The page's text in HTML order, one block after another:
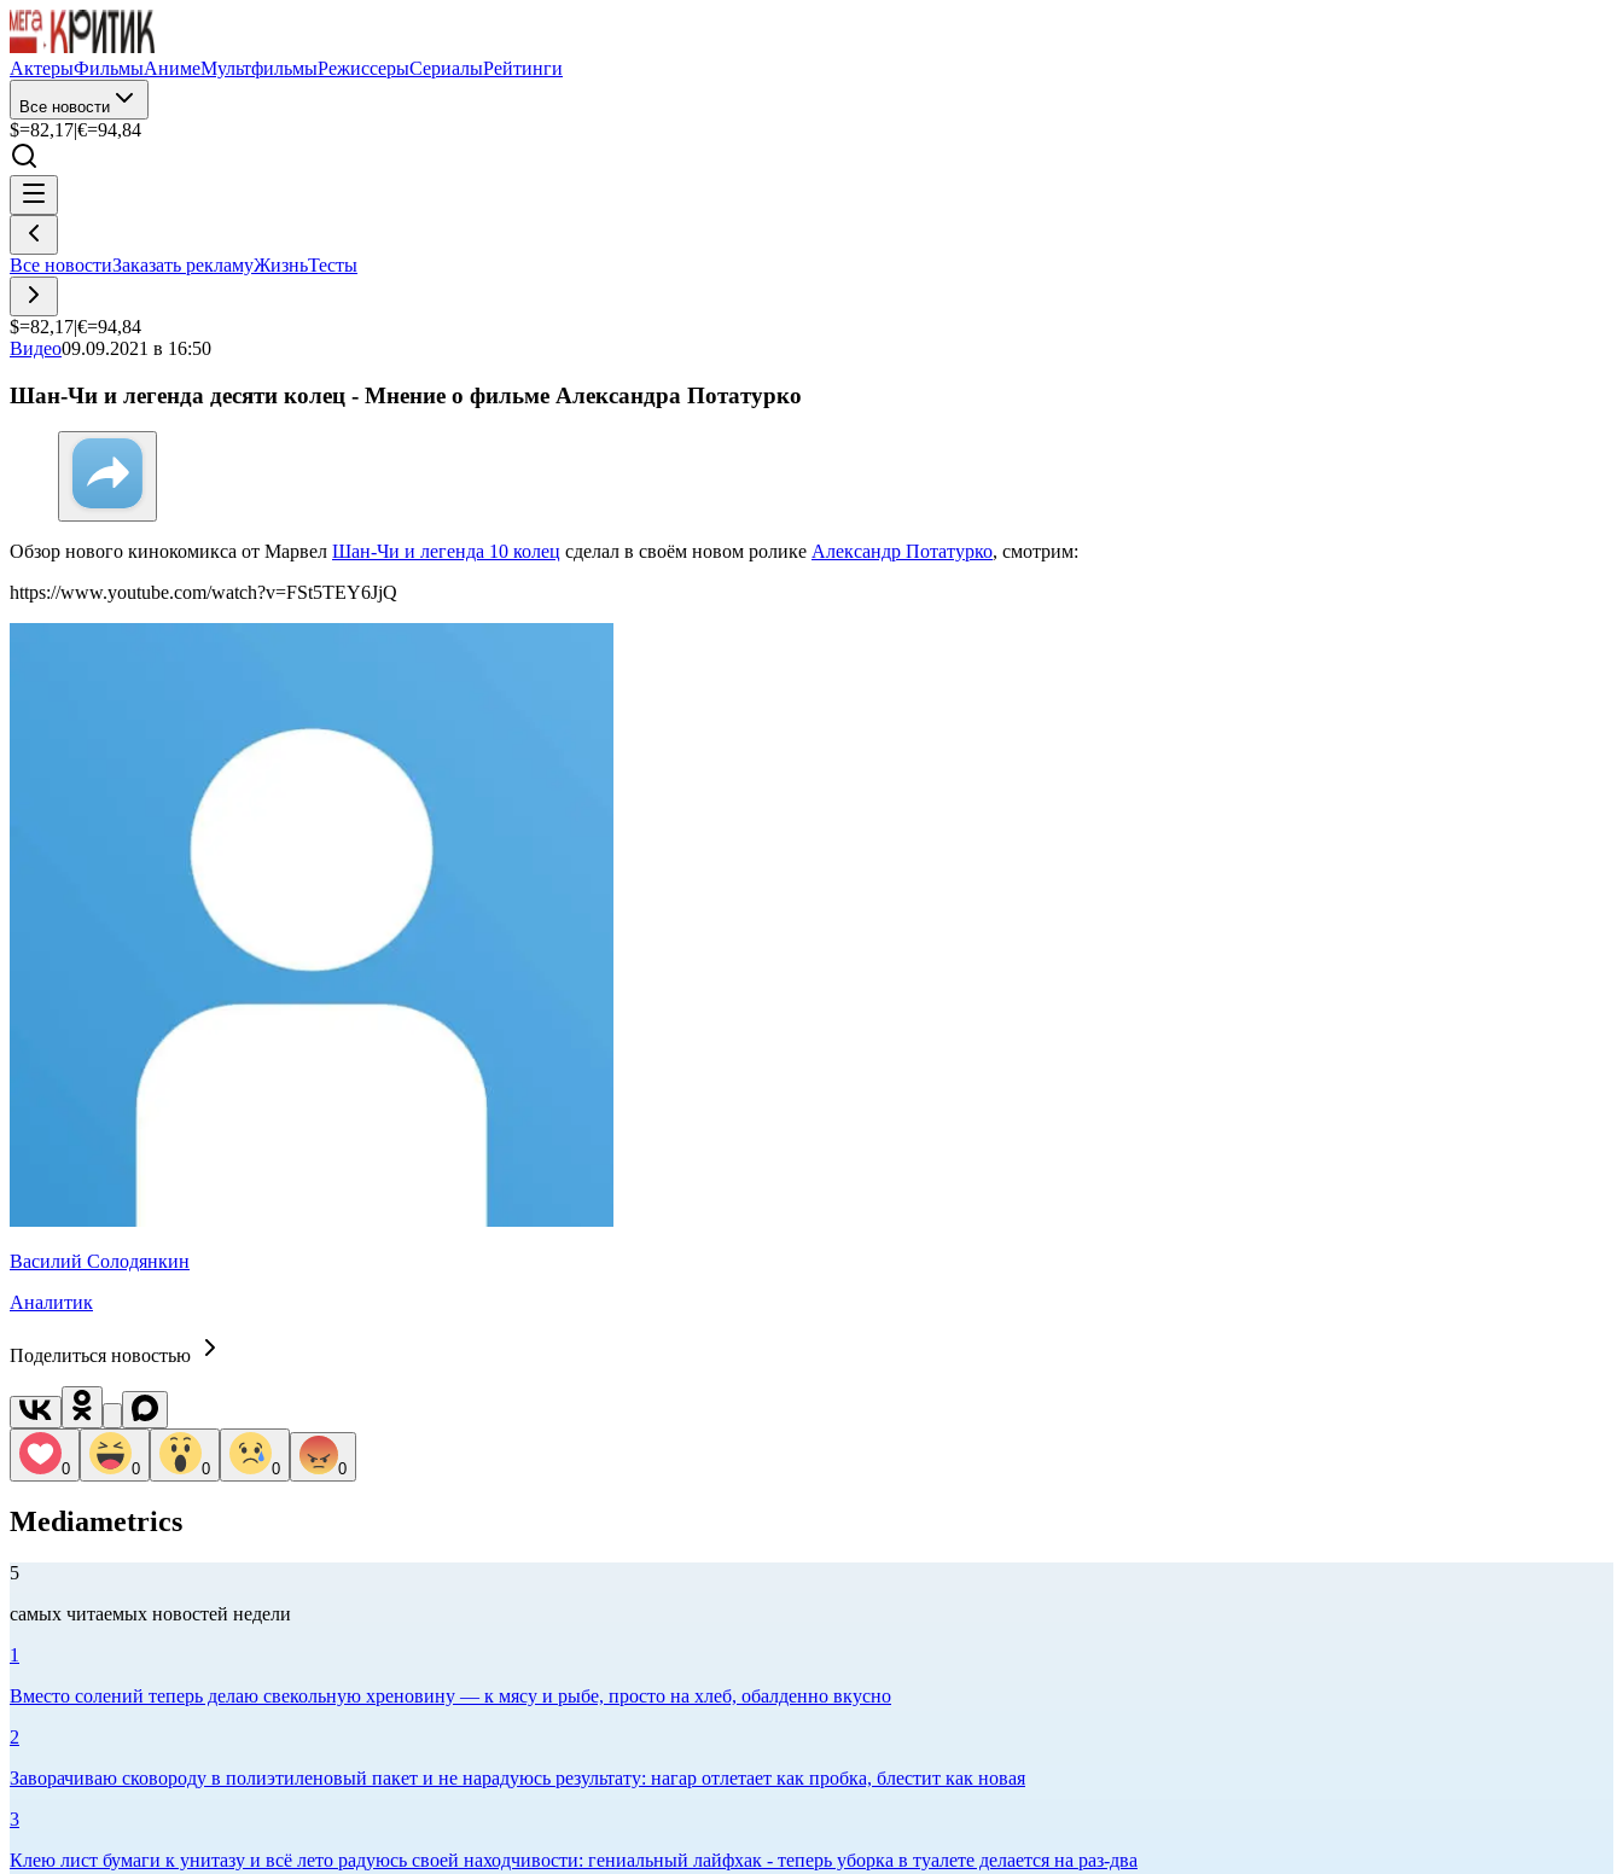
АктерыФильмыАнимеМультфильмыРежиссерыСериалыРейтинги
Все новости
$=82,17|€=94,84
Все новостиЗаказать рекламуЖизньТесты
$=82,17|€=94,84
Видео09.09.2021 в 16:50
Шан-Чи и легенда десяти колец - Мнение о фильме Александра Потатурко
Обзор нового кинокомикса от Марвел Шан-Чи и легенда 10 колец сделал в своём новом ролике Александр Потатурко, смотрим:
https://www.youtube.com/watch?v=FSt5TEY6JjQ
Василий Солодянкин
Аналитик
Поделиться новостью
0 0 0 0 0
Mediametrics
5
самых читаемых новостей недели
1
Вместо солений теперь делаю свекольную хреновину — к мясу и рыбе, просто на хлеб, обалденно вкусно
2
Заворачиваю сковороду в полиэтиленовый пакет и не нарадуюсь результату: нагар отлетает как пробка, блестит как новая
3
Клею лист бумаги к унитазу и всё лето радуюсь своей находчивости: гениальный лайфхак - теперь уборка в туалете делается на раз-два